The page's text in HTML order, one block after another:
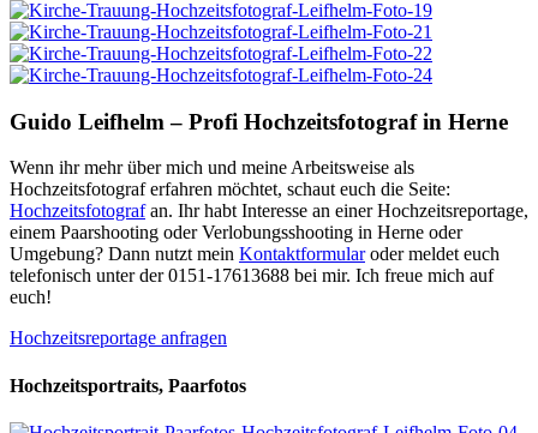
Guido Leifhelm – Profi Hochzeitsfotograf in Herne
Wenn ihr mehr über mich und meine Arbeitsweise als
Hochzeitsfotograf erfahren möchtet, schaut euch die Seite:
Hochzeitsfotografan. Ihr habt Interesse an einer Hochzeitsreportage,
einem Paarshooting oder Verlobungsshooting in Herne oder
Umgebung? Dann nutzt mein Kontaktformularoder meldet euch
telefonisch unter der 0151-17613688 bei mir. Ich freue mich auf
euch!
Hochzeitsreportage anfragen
Hochzeitsportraits, Paarfotos